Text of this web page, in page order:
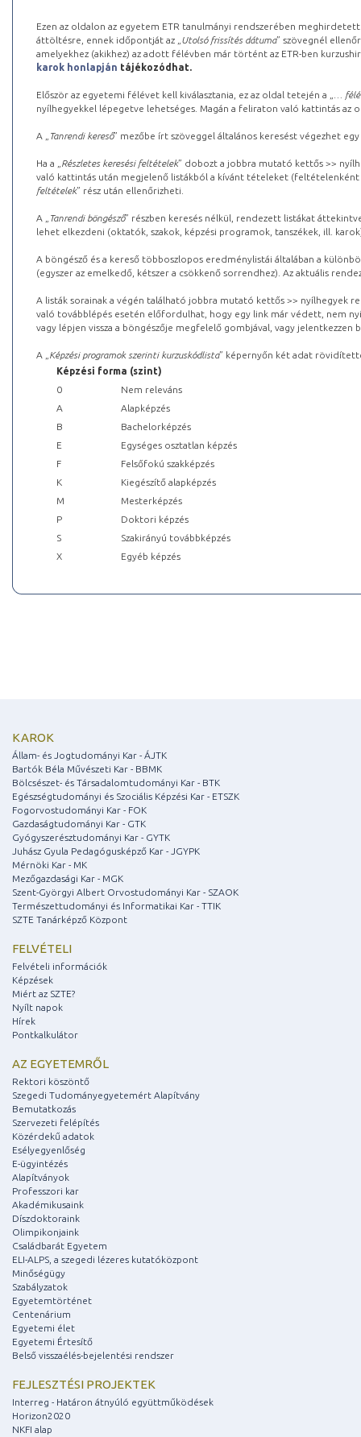
Ezen az oldalon az egyetem ETR tanulmányi rendszerében
áttöltésre, ennek időpontját az „ Utolsó frissítés dátuma” szövegnél
amelyekhez (akikhez) az adott félévben már történt az ETR-ben
karok honlapján tájékozódhat.
Először az egyetemi félévet kell kiválasztania, ez az oldal tetején a „
…
nyílhegyekkel lépegetve lehetséges. Magán a feliraton való kattintás az
A „ Tanrendi kereső” mezőbe írt szöveggel általános keresést végezhet
Ha a „ Részletes keresési feltételek” dobozt a jobbra mutató kettős >>
való kattintás után megjelenő listákból a kívánt tételeket (feltételenként
feltételek” rész után ellenőrizheti.
A „ Tanrendi böngésző” részben keresés nélkül, rendezett listákat
lehet elkezdeni (oktatók, szakok, képzési programok, tanszékek, ill.
A böngésző és a kereső többoszlopos eredménylistái általában a
(egyszer az emelkedő, kétszer a csökkenő sorrendhez). Az aktuális
A listák sorainak a végén található jobbra mutató kettős >> nyílhegyek
való továbblépés esetén előfordulhat, hogy egy link már védett, nem
vagy lépjen vissza a böngészője megfelelő gombjával, vagy
A „ Képzési programok szerinti kurzuskódlista” képernyőn két adat
Képzési forma (szint)
0
Nem releváns
A
Alapképzés
B
Bachelorképzés
E
Egységes osztatlan képzés
F
Felsőfokú szakképzés
K
Kiegészítő alapképzés
M
Mesterképzés
P
Doktori képzés
S
Szakirányú továbbképzés
X
Egyéb képzés
KAROK
Állam- és Jogtudományi Kar - ÁJTK
Bartók Béla Művészeti Kar - BBMK
Bölcsészet- és Társadalomtudományi Kar - BTK
Egészségtudományi és Szociális Képzési Kar - ETSZK
Fogorvostudományi Kar - FOK
Gazdaságtudományi Kar - GTK
Gyógyszerésztudományi Kar - GYTK
Juhász Gyula Pedagógusképző Kar - JGYPK
Mérnöki Kar - MK
Mezőgazdasági Kar - MGK
Szent-Györgyi Albert Orvostudományi Kar - SZAOK
Természettudományi és Informatikai Kar - TTIK
SZTE Tanárképző Központ
FELVÉTELI
Felvételi információk
Képzések
Miért az SZTE?
Nyílt napok
Hírek
Pontkalkulátor
AZ EGYETEMRŐL
Rektori köszöntő
Szegedi Tudományegyetemért Alapítvány
Bemutatkozás
Szervezeti felépítés
Közérdekű adatok
Esélyegyenlőség
E-ügyintézés
Alapítványok
Professzori kar
Akadémikusaink
Díszdoktoraink
Olimpikonjaink
Családbarát Egyetem
ELI-ALPS, a szegedi lézeres kutatóközpont
Minőségügy
Szabályzatok
Egyetemtörténet
Centenárium
Egyetemi élet
Egyetemi Értesítő
Belső visszaélés-bejelentési rendszer
FEJLESZTÉSI PROJEKTEK
Interreg - Határon átnyúló együttműködések
Horizon2020
NKFI alap